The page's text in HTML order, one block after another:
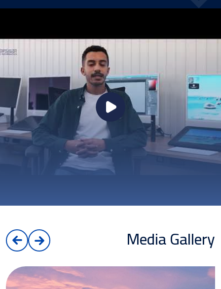
Media Gallery